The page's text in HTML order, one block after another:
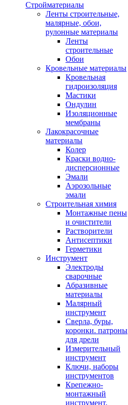
Стройматериалы
Ленты строительные,
малярные, обои,
рулонные материалы
Ленты
строительные
Обои
Кровельные материалы
Кровельная
гидроизоляция
Мастики
Ондулин
Изоляционные
мембраны
Лакокрасочные
материалы
Колер
Краски водно-
дисперсионные
Эмали
Аэрозольные
эмали
Строительная химия
Монтажные пены
и очистители
Растворители
Антисептики
Герметики
Инструмент
Электроды
сварочные
Абразивные
материалы
Малярный
инструмент
Сверла, буры,
коронки. патроны
для дрели
Измерительный
инструмент
Ключи, наборы
инструментов
Крепежно-
монтажный
инструмент,